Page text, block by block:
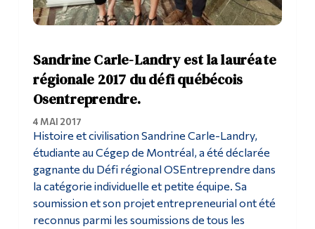
Sandrine Carle-Landry est la lauréate
régionale 2017 du défi québécois
Osentreprendre.
4 MAI 2017
Histoire et civilisation Sandrine Carle-Landry,
étudiante au Cégep de Montréal, a été déclarée
gagnante du Défi régional OSEntreprendre dans
la catégorie individuelle et petite équipe. Sa
soumission et son projet entrepreneurial ont été
reconnus parmi les soumissions de tous les